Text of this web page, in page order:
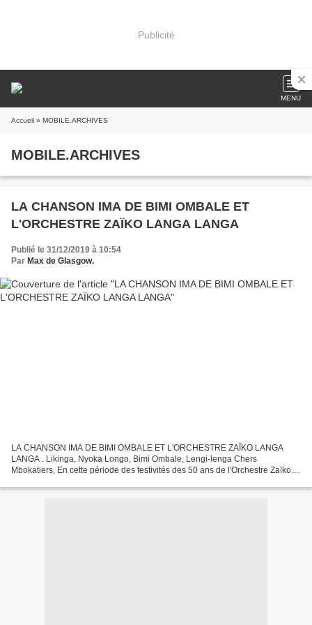
Publicité
MENU
Accueil » MOBILE.ARCHIVES
MOBILE.ARCHIVES
LA CHANSON IMA DE BIMI OMBALE ET
L'ORCHESTRE ZAÏKO LANGA LANGA
Publié le 31/12/2019 à 10:54
Par Max de Glasgow.
LA CHANSON IMA DE BIMI OMBALE ET L'ORCHESTRE ZAÏKO LANGA
LANGA . Likinga, Nyoka Longo, Bimi Ombale, Lengi-lenga Chers
Mbokatiers, En cette période des festivités des 50 ans de l'Orchestre Zaïko